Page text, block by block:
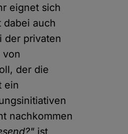
eignet sich
dabei auch
der privaten
von
der die
ein
nachkommen